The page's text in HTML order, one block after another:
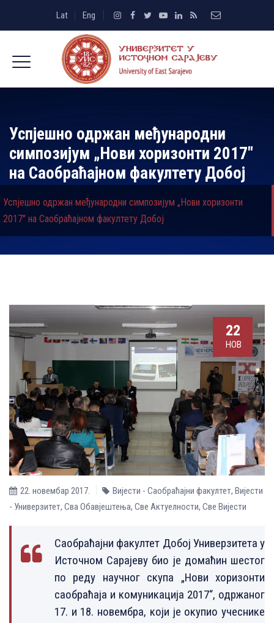
Lat Eng
Успјешно одржан међународни
симпозијум „Нови хоризонти 2017″
на Саобраћајном факултету Добој
Успјешно одржан међународни симпозијум „Нови хоризонти
2017″ на Саобраћајном факултету Добој
22
НОВ
22. новембар 2017. Вијести - Саобраћајни факултет, Вијести
- Универзитет, Сва Обавјештења, Све Aктуелности, Све Вијести
Саобраћајни факултет Добој Универзитета у
Источном Сарајеву био je домаћин шестог
по реду научног скупа „Нови хоризонти
саобраћаја и комуникација 2017“, одржаног
17. и 18. новембра, који је окупио учеснике